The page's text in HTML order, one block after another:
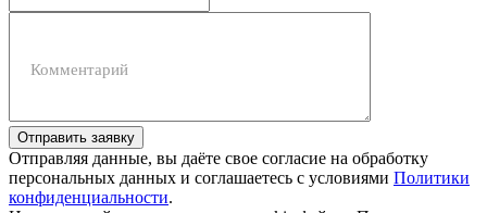
Комментарий
Отправить заявку
Отправляя данные, вы даёте свое согласие на обработку
персональных данных и соглашаетесь с условиями Политики
конфиденциальности.